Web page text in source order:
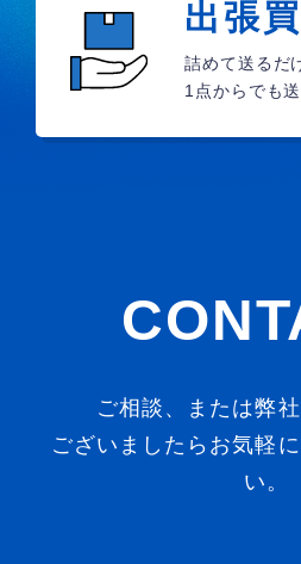
出張
詰めて送るだ
1点からでも送
ご相談、または弊
ございましたらお気軽
い。